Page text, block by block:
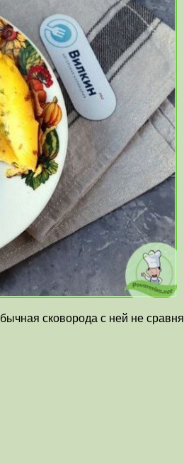
сковорода с ней не